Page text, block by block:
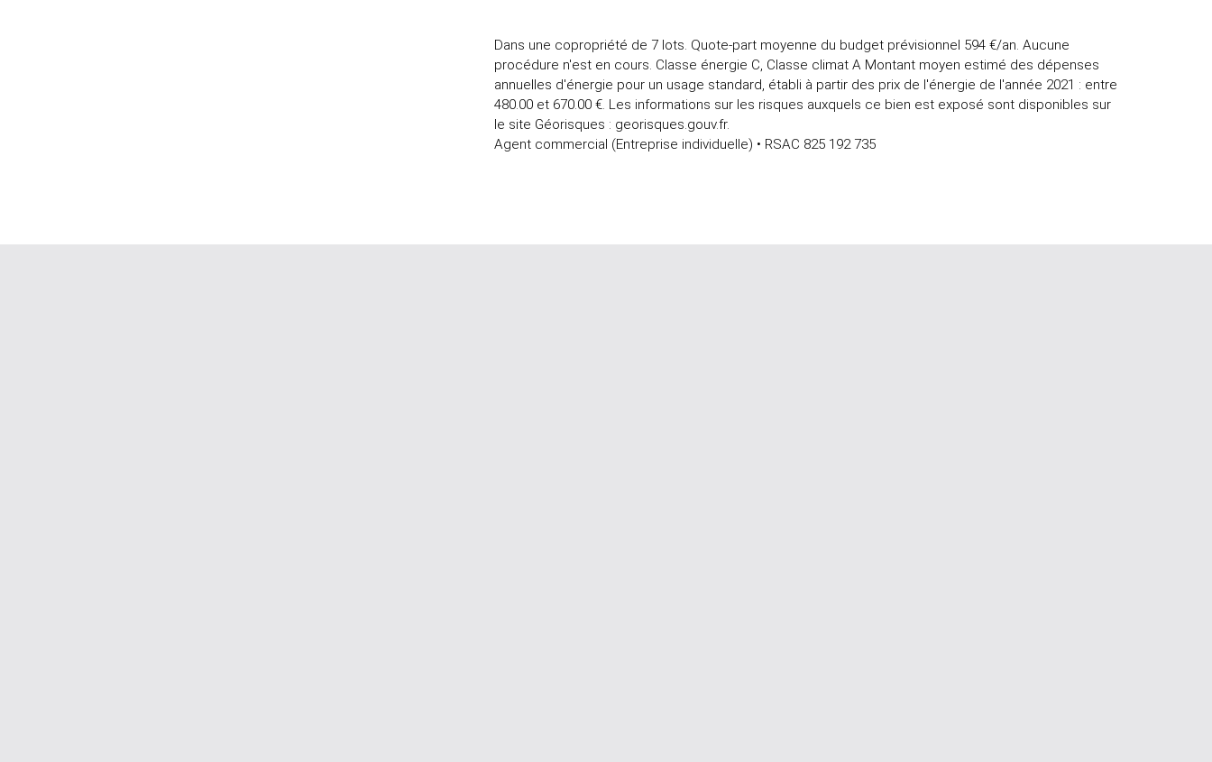
Dans une copropriété de 7 lots. Quote-part moyenne du budget prévisionnel 594 €/an. Aucune
procédure n'est en cours. Classe énergie C, Classe climat A Montant moyen estimé des dépenses
annuelles d'énergie pour un usage standard, établi à partir des prix de l'énergie de l'année 2021 : entre
480.00 et 670.00 €. Les informations sur les risques auxquels ce bien est exposé sont disponibles sur
le site Géorisques : georisques.gouv.fr.
Agent commercial (Entreprise individuelle) • RSAC 825 192 735